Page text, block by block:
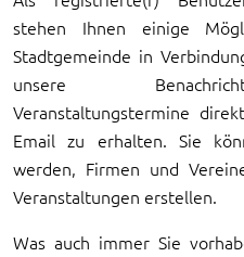
stehen Ihnen einige
Stadtgemeinde in
unsere
Veranstaltungstermine
Email zu erhalten. Sie
werden, Firmen und
Veranstaltungen erstellen.
Was auch immer Sie